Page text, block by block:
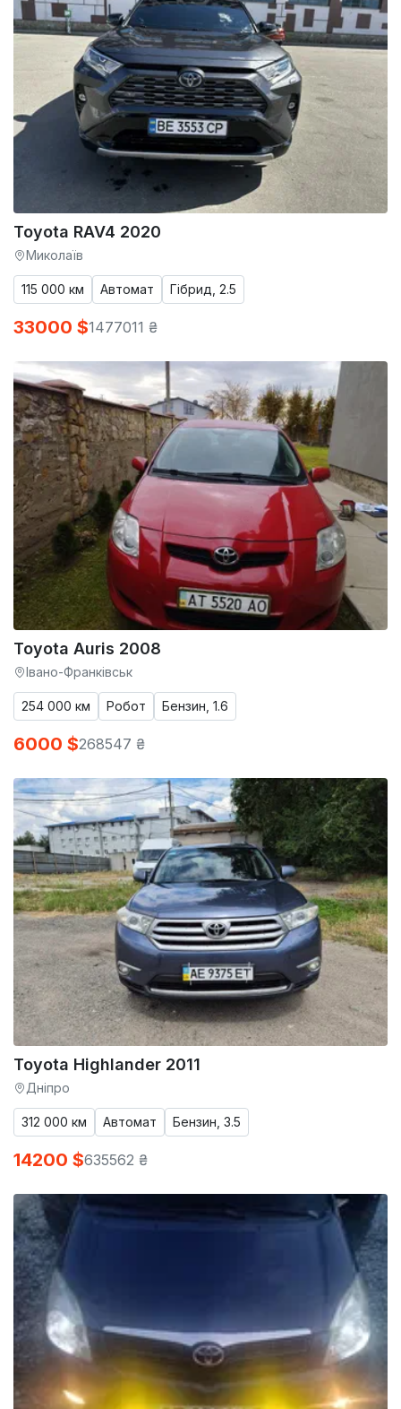
Toyota RAV4 2020
Миколаїв
115 000 км Автомат Гібрид, 2.5
33000 $1477011 ₴
Toyota Auris 2008
Івано-Франківськ
254 000 км Робот Бензин, 1.6
6000 $268547 ₴
Toyota Highlander 2011
Дніпро
312 000 км Автомат Бензин, 3.5
14200 $635562 ₴